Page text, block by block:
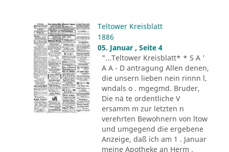
Teltower Kreisblatt
1886
05. Januar , Seite 4
"...Teltower Kreisblatt* * S A '
A A - D antragung Allen denen,
die unsern lieben nein rinnn l,
wndals o . mgegmd. Bruder,
Die nä te ordentliche V
ersamm m zur letzten n
verehrten Bewohnern von ltow
und umgegend die ergebene
Anzeige, daß ich am 1 . Januar
meine Apotheke an Herm .